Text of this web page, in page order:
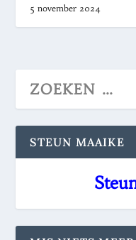
5 november 2024
STEUN MAAIKE